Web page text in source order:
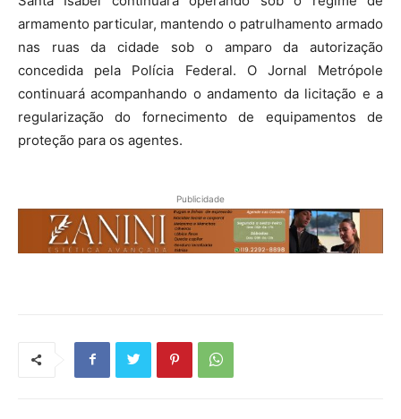
armamento particular, mantendo o patrulhamento armado
nas ruas da cidade sob o amparo da autorização
concedida pela Polícia Federal. O Jornal Metrópole
continuará acompanhando o andamento da licitação e a
regularização do fornecimento de equipamentos de
proteção para os agentes.
Publicidade